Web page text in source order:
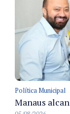
Política Municipal